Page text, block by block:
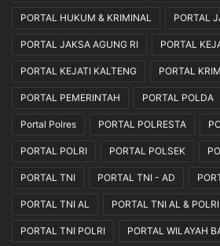
PORTAL HUKUM & KRIMINAL PORTAL
PORTAL JAKSA AGUNG RI PORTAL
PORTAL KEJATI KALTENG PORTAL
PORTAL PEMERINTAH PORTAL POLDA
Portal Polres PORTAL POLRESTA
PORTAL POLRI PORTAL POLSEK
PORTAL TNI PORTAL TNI - AD
PORTAL TNI AL PORTAL TNI AL & POLRI
PORTAL TNI POLRI PORTAL WILAYAH